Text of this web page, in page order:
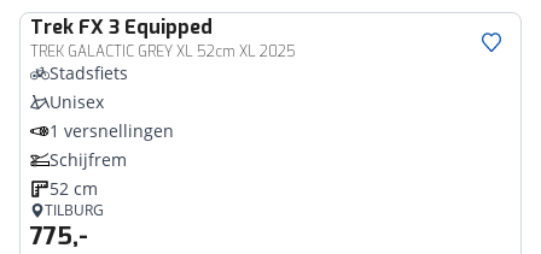
Trek FX 3 Equipped
TREK GALACTIC GREY XL 52cm XL 2025
Stadsfiets
Unisex
1 versnellingen
Schijfrem
52 cm
TILBURG
775,-